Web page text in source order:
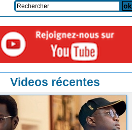
jihadiste Foot : Le Real Madrid
Videos récentes